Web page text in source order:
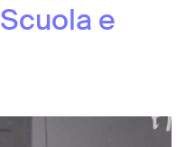
Scuola e